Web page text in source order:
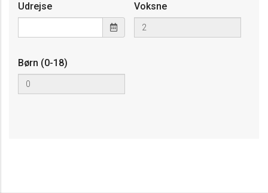
Udrejse Voksne
Børn (0-18)